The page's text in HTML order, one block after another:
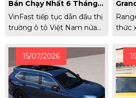
Bán Chạy Nhất 6 Tháng
Đầu Năm 2026
VinFast tiếp tục dẫn đầu thị
trường ô tô Việt Nam nửa
vững vị trí thứ 2.
Đầu
Hiệu
thức
xe
15/07/2026